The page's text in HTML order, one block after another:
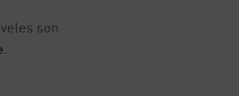
son
.